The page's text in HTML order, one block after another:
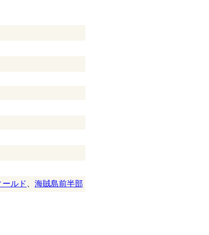
ールド 海賊島前半部